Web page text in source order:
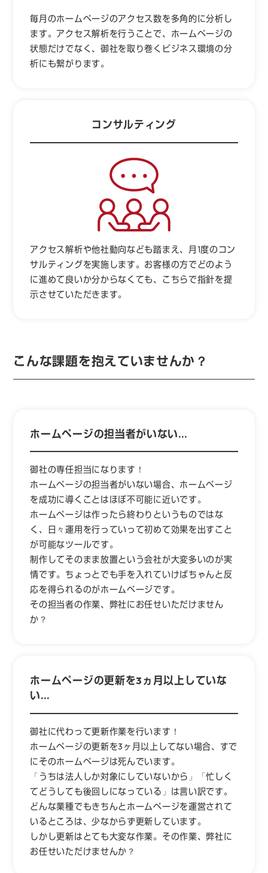
毎月のホームページのアクセス数を多角的に分析し
ます。アクセス解析を行うことで、ホームページの
状態だけでなく、御社を取り巻くビジネス環境の分
析にも繋がります。
コンサルティング
アクセス解析や他社動向なども踏まえ、月1度のコン
サルティングを実施します。お客様の方でどのよう
に進めて良いか分からなくても、こちらで指針を提
示させていただきます。
こんな課題を抱えていませんか？
ホームページの担当者がいない…
御社の専任担当になります！
ホームページの担当者がいない場合、ホームページ
を成功に導くことはほぼ不可能に近いです。
ホームページは作ったら終わりというものではな
く、日々運用を行っていって初めて効果を出すこと
が可能なツールです。
制作してそのまま放置という会社が大変多いのが実
情です。ちょっとでも手を入れていけばちゃんと反
応を得られるのがホームページです。
その担当者の作業、弊社にお任せいただけません
か？
ホームページの更新を3ヵ月以上していな
い…
御社に代わって更新作業を行います！
ホームページの更新を3ヶ月以上してない場合、すで
にそのホームページは死んでいます。
「うちは法人しか対象にしていないから」「忙しく
てどうしても後回しになっている」は言い訳です。
どんな業種でもきちんとホームページを運営されて
いるところは、少なからず更新しています。
しかし更新はとても大変な作業。その作業、弊社に
お任せいただけませんか？